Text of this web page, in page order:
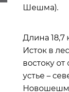
Шешма).
Длина 18,7
Исток в
востоку
устье –